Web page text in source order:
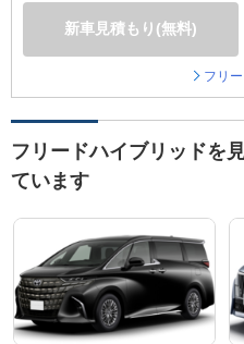
新車見積もり(無料)
フリ
フリードハイブリッドを
ています